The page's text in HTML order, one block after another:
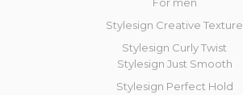
Stylesign Creative Texture
Stylesign Curly Twist
Stylesign Just Smooth
Stylesign Perfect Hold